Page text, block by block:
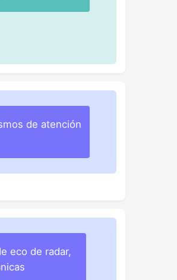
de atención
eco de radar,